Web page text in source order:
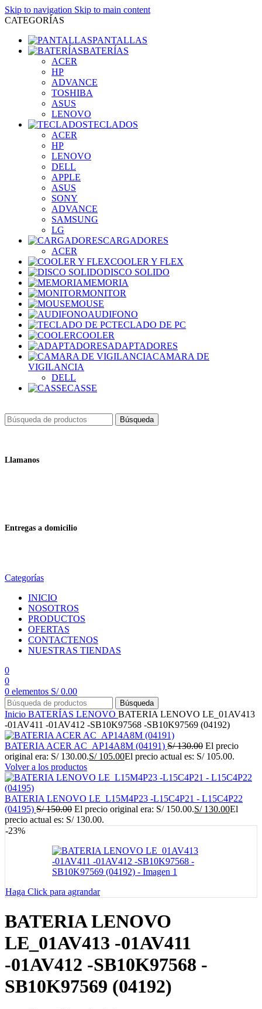
Skip to navigation Skip to main content
CATEGORÍAS
PANTALLAS
BATERÍAS
ACER
HP
ADVANCE
TOSHIBA
ASUS
LENOVO
TECLADOS
ACER
HP
LENOVO
DELL
APPLE
ASUS
SONY
ADVANCE
SAMSUNG
LG
CARGADORES
ACER
COOLER Y FLEX
DISCO SOLIDO
MEMORIA
MONITOR
MOUSE
AUDIFONO
TECLADO DE PC
COOLER
ADAPTADORES
CAMARA DE
VIGILANCIA
DELL
CASSE
Búsqueda
Llamanos
Entregas a domicilio
Categorías
INICIO
NOSOTROS
PRODUCTOS
OFERTAS
CONTACTENOS
NUESTRAS TIENDAS
0
0
0 elementos S/0.00
Búsqueda
Inicio BATERÍAS LENOVO BATERIA LENOVO LE_01AV413
-01AV411 -01AV412 -SB10K97568 -SB10K97569 (04192)
BATERIA ACER AC_AP14A8M (04191) S/130.00 El precio
original era: S/ 130.00.S/105.00El precio actual es: S/ 105.00.
Volver a los productos
BATERIA LENOVO LE_L15M4P23 -L15C4P21 - L15C4P22
(04195) S/150.00 El precio original era: S/ 150.00.S/130.00El
precio actual es: S/ 130.00.
-23%
Haga Click para agrandar
BATERIA LENOVO
LE_01AV413 -01AV411
-01AV412 -SB10K97568 -
SB10K97569 (04192)